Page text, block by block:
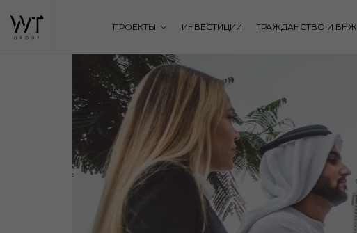
ПРОЕКТЫ ИНВЕСТИЦИИ ГРАЖДАНСТВО И ВНЖ